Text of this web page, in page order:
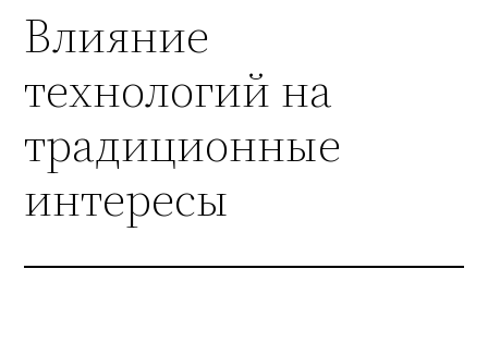
Влияние
технологий на
традиционные
интересы